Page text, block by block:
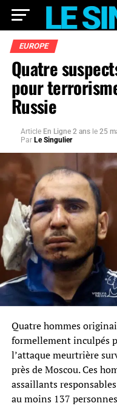
EUROPE
Quatre
pour
Russie
Article En Ligne 2 ans le 25
Par Le Singulier
Quatre hommes
formellement inculpés
l’attaque meurtrière
près de Moscou. Ces
assaillants
au moins 137